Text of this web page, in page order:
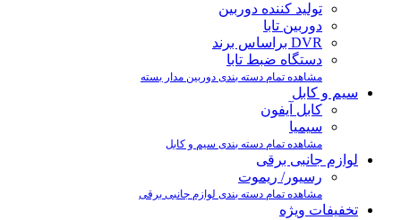
تولید کننده دوربین
دوربین تابا
DVR براساس برند
دستگاه ضبط تابا
مشاهده تمام دسته بندی دوربین مدار بسته
سیم و کابل
کابل آیفون
سیمیا
مشاهده تمام دسته بندی سیم و کابل
لوازم جانبی برقی
رسیور/ ریموت
مشاهده تمام دسته بندی لوازم جانبی برقی
تخفیفات ویژه